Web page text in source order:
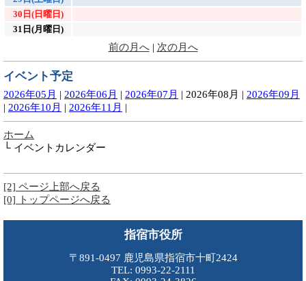
30日(日曜日)
31日(月曜日)
前の月へ| 次の月へ
イベント予定
2026年05月 | 2026年06月 | 2026年07月 | 2026年08月 | 2026年09月
| 2026年10月 | 2026年11月 |
ホーム
└ イベントカレンダー
[2] ページ上部へ戻る
[0] トップページへ戻る
指宿市役所
〒891-0497 鹿児島県指宿市十町2424
TEL: 0993-22-2111